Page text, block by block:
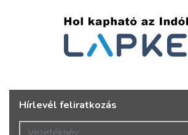
Hírlevél feliratkozás
Vezetéknév